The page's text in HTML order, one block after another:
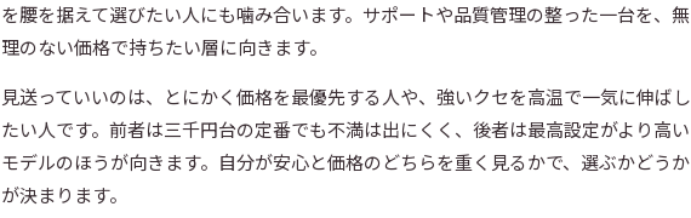
を腰を据えて選びたい人にも噛み合います。サポートや品質管理の整った一台を、無
理のない価格で持ちたい層に向きます。
見送っていいのは、とにかく価格を最優先する人や、強いクセを高温で一気に伸ばし
たい人です。前者は三千円台の定番でも不満は出にくく、後者は最高設定がより高い
モデルのほうが向きます。自分が安心と価格のどちらを重く見るかで、選ぶかどうか
が決まります。